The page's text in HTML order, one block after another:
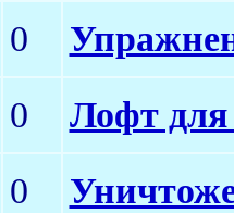
0
0 Лофт
0